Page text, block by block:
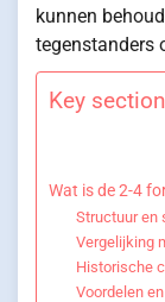
kunnen
tegenstanders
Key
Wat is de 2-4
Structuur en
Vergelijking
Historische
Voordelen